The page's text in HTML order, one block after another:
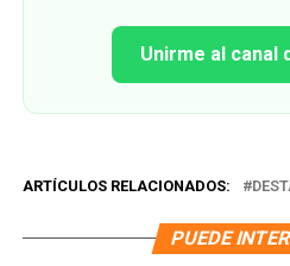
Unirme al canal
ARTÍCULOS RELACIONADOS:
PUEDE